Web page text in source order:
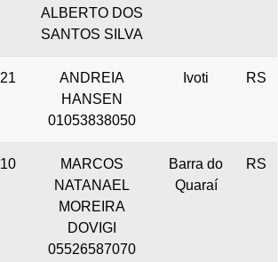
ALBERTO DOS
SANTOS SILVA
ANDREIA
HANSEN
01053838050
Ivoti RS
MARCOS
NATANAEL
MOREIRA
DOVIGI
05526587070
Barra do
Quaraí
RS